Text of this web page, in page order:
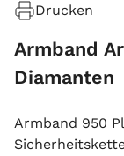
Drucken
Armband
Diamanten
Armband 950